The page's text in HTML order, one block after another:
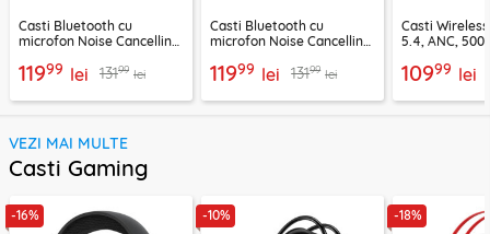
Casti Bluetooth cu
microfon Noise Cancelling
11999 lei 13199 lei
Casti Bluetooth cu
microfon Noise Cancelling
11999 lei 13199 lei
Casti
5.4, ANC,
10999 lei
VEZI MAI MULTE
Casti Gaming
-16% -10% -18%